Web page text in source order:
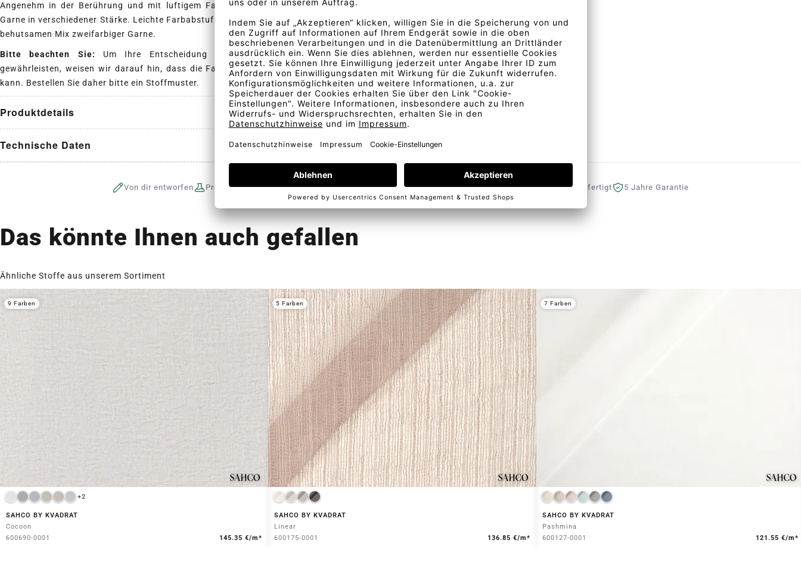
Angenehm in der Berührung und mit luftigem Fall verwendet dieses feingliedrige Muster
Garne in verschiedener Stärke. Leichte Farbabstufungen im Design werden erzielt durch den
behutsamen Mix zweifarbiger Garne.
Bitte beachten Sie:
Um Ihre Entscheidung zu erleichtern und die Farbtreue zu
gewährleisten, weisen wir darauf hin, dass die Farbe des Stoffes auf dem Bild abweichen
kann. Bestellen Sie daher bitte ein Stoffmuster.
Produktdetails
Technische Daten
Von dir entworfen Produktion auf Bestellung Kostenlose Lieferung Telefonische Beratung In Deutschland gefertigt 5 Jahre Garantie
Das könnte Ihnen auch gefallen
Ähnliche Stoffe aus unserem Sortiment
+2
SAHCO BY KVADRAT
Cocoon
600690-0001
145.35 €/m*
9 Farben
SAHCO BY KVADRAT
Linear
600175-0001
136.85 €/m*
5 Farben
SAHCO BY KVADRAT
Pashmina
600127-0001
121.55 €/m*
7 Farben